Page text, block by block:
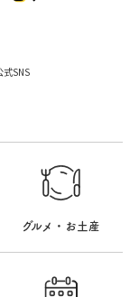
SNS
グルメ・お土産